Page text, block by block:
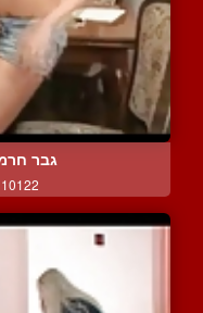
גבר
10122 צפיות